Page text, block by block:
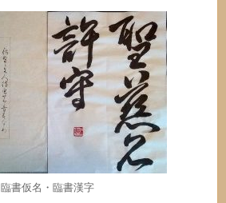
臨書仮名・臨書漢字